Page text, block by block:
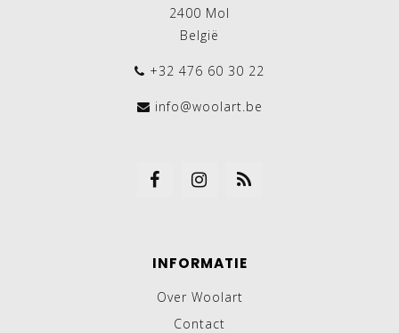
2400 Mol
België
+32 476 60 30 22
info@woolart.be
INFORMATIE
Over Woolart
Contact